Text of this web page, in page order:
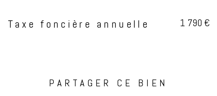
Caractéristiques Valeurs
Taxe foncière annuelle 1 790 €
PARTAGER CE BIEN